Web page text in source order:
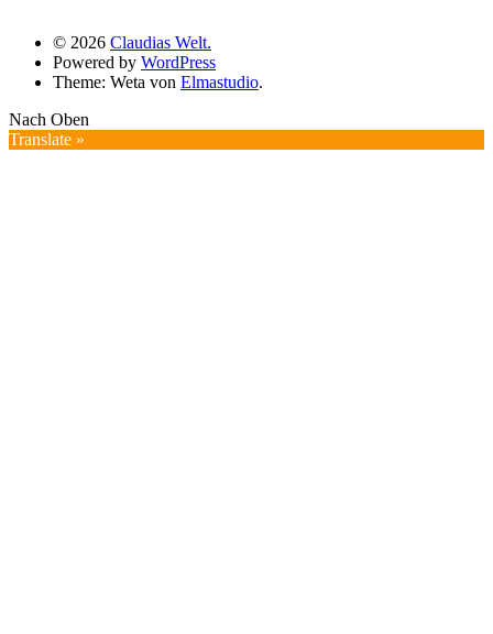
© 2026 Claudias Welt.
Powered by WordPress
Theme: Weta von Elmastudio.
Nach Oben
Translate »